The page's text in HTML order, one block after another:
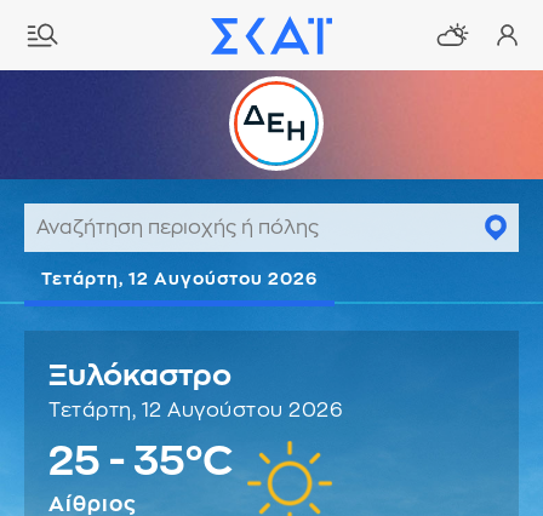
Τετάρτη, 12 Αυγούστου 2026
Ξυλόκαστρο
Τετάρτη, 12 Αυγούστου 2026
25 - 35°C
Αίθριος